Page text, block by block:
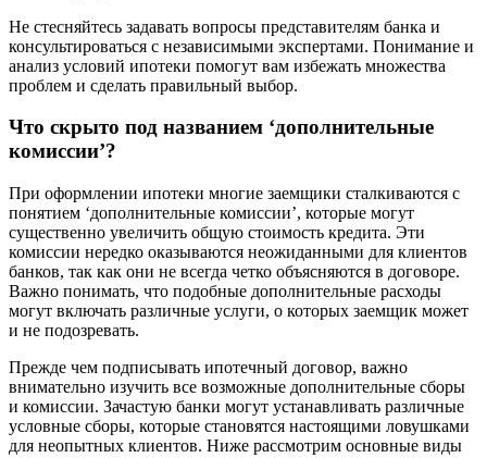
Не стесняйтесь задавать вопросы представителям банка и
консультироваться с независимыми экспертами. Понимание и
анализ условий ипотеки помогут вам избежать множества
проблем и сделать правильный выбор.
Что скрыто под названием ‘дополнительные
комиссии’?
При оформлении ипотеки многие заемщики сталкиваются с
понятием ‘дополнительные комиссии’, которые могут
существенно увеличить общую стоимость кредита. Эти
комиссии нередко оказываются неожиданными для клиентов
банков, так как они не всегда четко объясняются в договоре.
Важно понимать, что подобные дополнительные расходы
могут включать различные услуги, о которых заемщик может
и не подозревать.
Прежде чем подписывать ипотечный договор, важно
внимательно изучить все возможные дополнительные сборы
и комиссии. Зачастую банки могут устанавливать различные
условные сборы, которые становятся настоящими ловушками
для неопытных клиентов. Ниже рассмотрим основные виды